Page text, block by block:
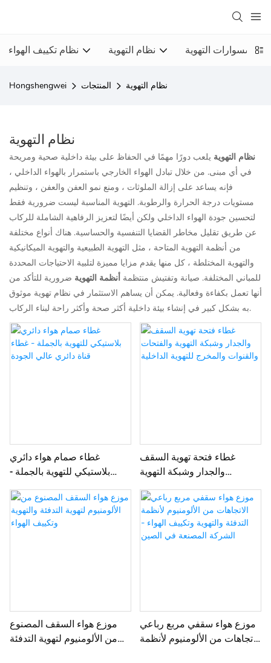
نظام تكييف الهواء نظام التهوية إكسسوارات التهوية
Hongshengwei المنتجات نظام التهوية
نظام التهوية
نظام التهوية يلعب دورًا مهمًا في الحفاظ على بيئة داخلية صحية ومريحة
في أي مبنى. من خلال تبادل الهواء الخارجي باستمرار بالهواء الداخلي ،
فإنه يساعد على إزالة الملوثات ، ومنع نمو العفن والعفن ، وتنظيم
مستويات درجة الحرارة والرطوبة. التهوية المناسبة ليست ضرورية فقط
لتحسين جودة الهواء الداخلي ولكن أيضًا لتعزيز الرفاهية الشاملة للركاب
عن طريق تقليل مخاطر القضايا التنفسية والحساسية. هناك أنواع مختلفة
من أنظمة التهوية المتاحة ، مثل التهوية الطبيعية والتهوية الميكانيكية
والتهوية المختلطة ، كل منها يقدم مزايا مميزة لتلبية الاحتياجات المحددة
للمباني المختلفة. صيانة وتفتيش منتظمة أنظمة التهوية ضرورية للتأكد من
أنها تعمل بكفاءة وفعالية. يمكن أن يساهم الاستثمار في نظام تهوية موثوق
به بشكل كبير في إنشاء بيئة داخلية أكثر صحة وأكثر راحة لبناء الركاب.
غطاء صمام هواء دائري
بلاستيكي للتهوية بالجملة -
غطاء قناة دائري عالي الجودة
غطاء فتحة تهوية السقف
والجدار وشبكة التهوية
والفتحات والقنوات والمخرج
للتهوية الداخلية
موزع هواء السقف المصنوع
من الألومنيوم لتهوية التدفئة
موزع هواء سقفي مربع رباعي
الاتجاهات من الألومنيوم لأنظمة